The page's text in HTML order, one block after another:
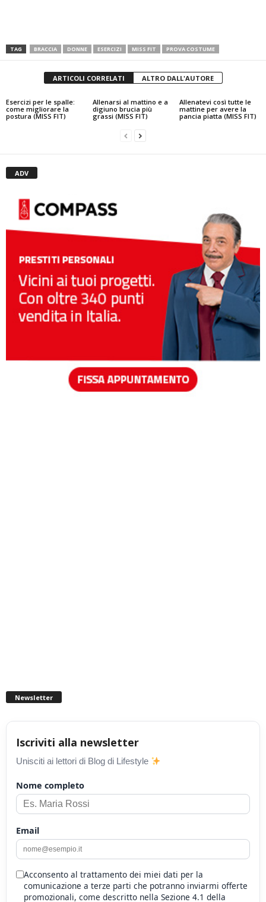
TAG BRACCIA DONNE ESERCIZI MISS FIT PROVA COSTUME
ARTICOLI CORRELATI ALTRO DALL'AUTORE
Esercizi per le spalle:
come migliorare la
postura (MISS FIT)
Allenarsi al mattino e a
digiuno brucia più
grassi (MISS FIT)
Allenatevi così tutte le
mattine per avere la
pancia piatta (MISS FIT)
ADV
Newsletter
Iscriviti alla newsletter
Unisciti ai lettori di Blog di Lifestyle
Nome completo
Email
Acconsento al trattamento dei miei dati per la
comunicazione a terze parti che potranno inviarmi offerte
promozionali, come descritto nella Sezione 4.1 della